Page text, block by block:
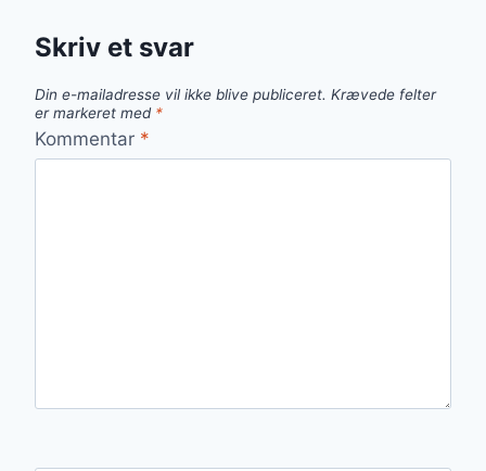
Skriv et svar
Din e-mailadresse vil ikke blive publiceret. Krævede felter
er markeret med *
Kommentar *